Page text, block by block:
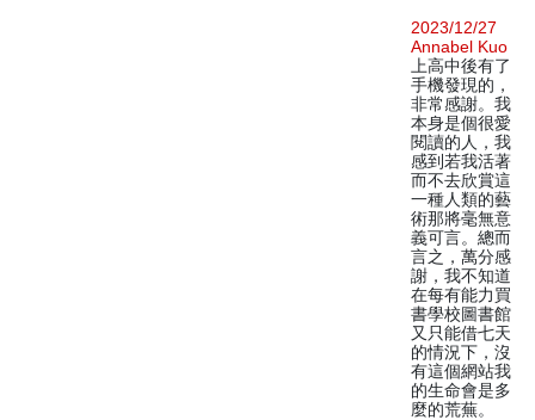
2023/12/27
Annabel Kuo
上高中後有了
手機發現的，
非常感謝。我
本身是個很愛
閱讀的人，我
感到若我活著
而不去欣賞這
一種人類的藝
術那將毫無意
義可言。總而
言之，萬分感
謝，我不知道
在每有能力買
書學校圖書館
又只能借七天
的情況下，沒
有這個網站我
的生命會是多
麼的荒蕪。